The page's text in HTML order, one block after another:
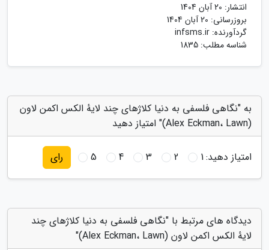
انتشار: 20 آبان 1404
بروزرسانی: 20 آبان 1404
گردآورنده: infsms.ir
شناسه مطلب: 1835
به "نگاهی فلسفی به دنیا کلاژهای چند لایهٔ الکس اکمن لاون
(Alex Eckman، Lawn)" امتیاز دهید
امتیاز دهید:1
2
3
4
5 رای
دیدگاه های مرتبط با "نگاهی فلسفی به دنیا کلاژهای چند
لایهٔ الکس اکمن لاون (Alex Eckman، Lawn)"